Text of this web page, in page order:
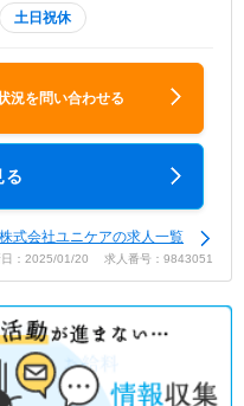
土日祝休
況を問い合わせる
る
株式会社ユニケアの求人一覧
日：2025/01/20 求人番号：9843051